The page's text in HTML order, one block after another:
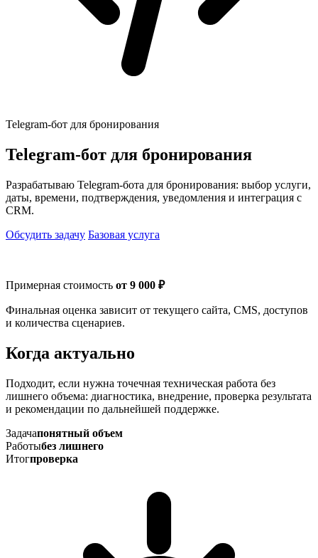
Telegram-бот для бронирования
Telegram-бот для бронирования
Разрабатываю Telegram-бота для бронирования: выбор услуги,
даты, времени, подтверждения, уведомления и интеграция с
CRM.
Обсудить задачу Базовая услуга
Примерная стоимость от 9 000 ₽
Финальная оценка зависит от текущего сайта, CMS, доступов
и количества сценариев.
Когда актуально
Подходит, если нужна точечная техническая работа без
лишнего объема: диагностика, внедрение, проверка результата
и рекомендации по дальнейшей поддержке.
Задачапонятный объем
Работыбез лишнего
Итогпроверка